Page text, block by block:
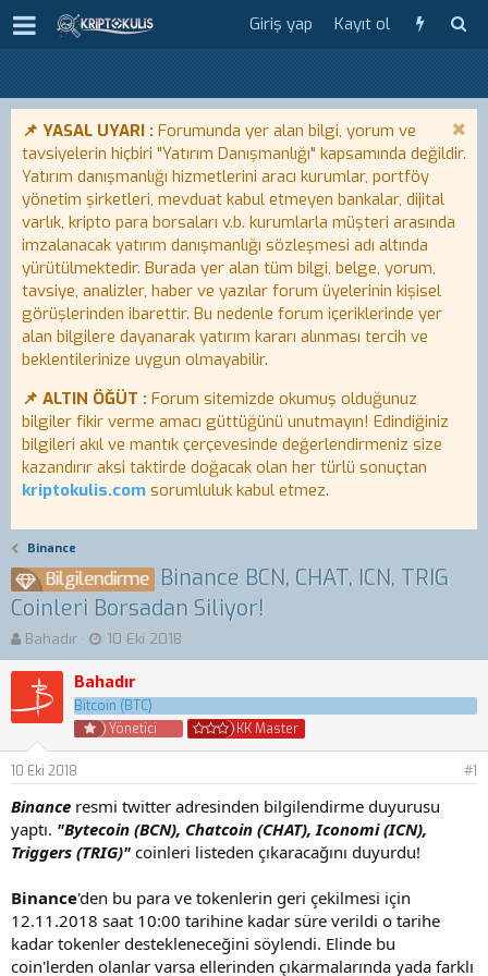
Giriş yap Kayıt ol
📌 YASAL UYARI : Forumunda yer alan bilgi, yorum ve
tavsiyelerin hiçbiri "Yatırım Danışmanlığı" kapsamında değildir.
Yatırım danışmanlığı hizmetlerini aracı kurumlar, portföy
yönetim şirketleri, mevduat kabul etmeyen bankalar, dijital
varlık, kripto para borsaları v.b. kurumlarla müşteri arasında
imzalanacak yatırım danışmanlığı sözleşmesi adı altında
yürütülmektedir. Burada yer alan tüm bilgi, belge, yorum,
tavsiye, analizler, haber ve yazılar forum üyelerinin kişisel
görüşlerinden ibarettir. Bu nedenle forum içeriklerinde yer
alan bilgilere dayanarak yatırım kararı alınması tercih ve
beklentilerinize uygun olmayabilir.
📌 ALTIN ÖĞÜT : Forum sitemizde okumuş olduğunuz
bilgiler fikir verme amacı güttüğünü unutmayın! Edindiğiniz
bilgileri akıl ve mantık çerçevesinde değerlendirmeniz size
kazandırır aksi taktirde doğacak olan her türlü sonuçtan
kriptokulis.com sorumluluk kabul etmez.
Binance
Bilgilendirme Binance BCN, CHAT, ICN, TRIG
Coinleri Borsadan Siliyor!
K
o
n
u
u
b
ş
l
a
a
n
Bahadır
B
a
ş
l
a
n
g
t
a
r
h
10 Eki 2018
Bahadır
Bitcoin (BTC)
Yönetici
KK Master
10 Eki 2018 #1
Binance resmi twitter adresinden bilgilendirme duyurusu
yaptı. "Bytecoin (BCN), Chatcoin (CHAT), Iconomi (ICN),
Triggers (TRIG)" coinleri listeden çıkaracağını duyurdu!
Binance'den bu para ve tokenlerin geri çekilmesi için
12.11.2018 saat 10:00 tarihine kadar süre verildi o tarihe
kadar tokenler destekleneceğini söylendi. Elinde bu
coin'lerden olanlar varsa ellerinden çıkarmalarında yada farklı